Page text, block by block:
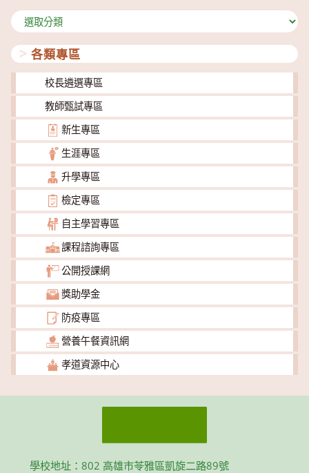
分
類
各類專區
校長遴選專區
教師甄試專區
新生專區
生涯專區
升學專區
檢定專區
自主學習專區
課程諮詢專區
公開授課網
獎助學金
防疫專區
營養午餐資訊網
孝道資源中心
學校地址：802 高雄市苓雅區凱旋二路89號